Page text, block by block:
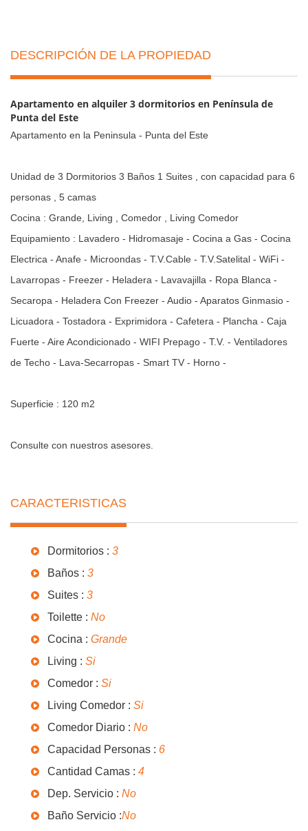
DESCRIPCIÓN DE LA PROPIEDAD
Apartamento en alquiler 3 dormitorios en Península de
Punta del Este
Apartamento en la Peninsula - Punta del Este
Unidad de 3 Dormitorios 3 Baños 1 Suites , con capacidad para 6
personas , 5 camas
Cocina : Grande, Living , Comedor , Living Comedor
Equipamiento : Lavadero - Hidromasaje - Cocina a Gas - Cocina
Electrica - Anafe - Microondas - T.V.Cable - T.V.Satelital - WiFi -
Lavarropas - Freezer - Heladera - Lavavajilla - Ropa Blanca -
Secaropa - Heladera Con Freezer - Audio - Aparatos Ginmasio -
Licuadora - Tostadora - Exprimidora - Cafetera - Plancha - Caja
Fuerte - Aire Acondicionado - WIFI Prepago - T.V. - Ventiladores
de Techo - Lava-Secarropas - Smart TV - Horno -
Superficie : 120 m2
Consulte con nuestros asesores.
CARACTERISTICAS
Dormitorios : 3
Baños : 3
Suites : 3
Toilette : No
Cocina : Grande
Living : Si
Comedor : Si
Living Comedor : Si
Comedor Diario : No
Capacidad Personas : 6
Cantidad Camas : 4
Dep. Servicio : No
Baño Servicio :No